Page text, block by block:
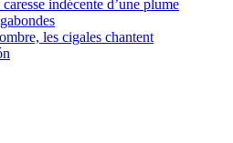
indécente d’une plume
les cigales chantent